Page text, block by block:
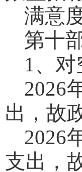
满意
第十
1、对
2026
出，故
2026
支出，